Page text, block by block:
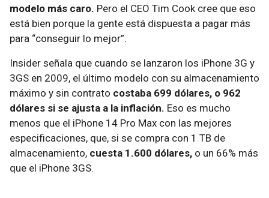
modelo más caro. Pero el CEO Tim Cook cree que eso
está bien porque la gente está dispuesta a pagar más
para “conseguir lo mejor”.
Insider señala que cuando se lanzaron los iPhone 3G y
3GS en 2009, el último modelo con su almacenamiento
máximo y sin contrato costaba 699 dólares, o 962
dólares si se ajusta a la inflación. Eso es mucho
menos que el iPhone 14 Pro Max con las mejores
especificaciones, que, si se compra con 1 TB de
almacenamiento, cuesta 1.600 dólares, o un 66% más
que el iPhone 3GS.